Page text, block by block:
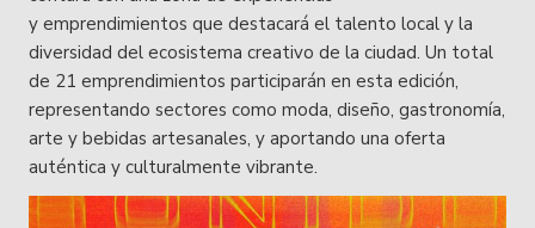
y emprendimientos que destacará el talento local y la
diversidad del ecosistema creativo de la ciudad. Un total
de 21 emprendimientos participarán en esta edición,
representando sectores como moda, diseño, gastronomía,
arte y bebidas artesanales, y aportando una oferta
auténtica y culturalmente vibrante.